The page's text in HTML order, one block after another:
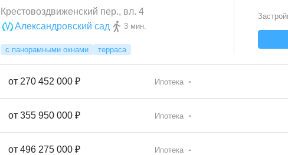
Крестовоздвиженский пер., вл. 4
Александровский сад
3 мин.
с панорамными окнами терраса
от 270 452 000 ₽ Ипотека -
от 355 950 000 ₽ Ипотека -
от 496 275 000 ₽ Ипотека -